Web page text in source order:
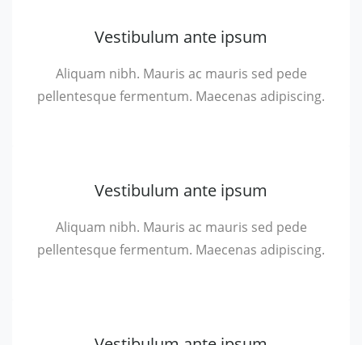
Vestibulum ante ipsum
Aliquam nibh. Mauris ac mauris sed pede
pellentesque fermentum. Maecenas adipiscing.
Vestibulum ante ipsum
Aliquam nibh. Mauris ac mauris sed pede
pellentesque fermentum. Maecenas adipiscing.